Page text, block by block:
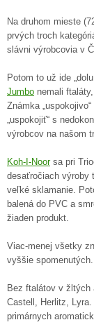
Na druhom mieste
prvých troch
slávni výrobcovia v
Potom to už ide
Jumbo nemali
Známka
„uspokojiť“ s
výrobcov na našom
Koh-I-Noorsa pri
desaťročiach výroby
veľké sklamanie.
balená do PVC a
žiaden produkt.
Viac-menej všetky
vyššie spomenutých.
Bez ftalátov v žltých
Castell, Herlitz,
primárnych